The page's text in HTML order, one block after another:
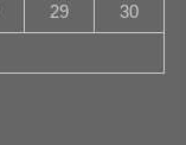
29 30